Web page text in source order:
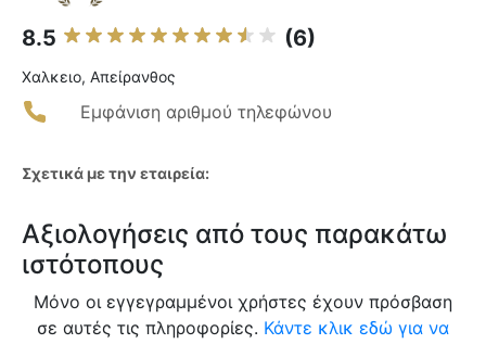
8.5 (6)
Χαλκειο, Απείρανθος
Εμφάνιση αριθμού τηλεφώνου
Σχετικά με την εταιρεία:
Αξιολογήσεις από τους παρακάτω
ιστότοπους
Μόνο οι εγγεγραμμένοι χρήστες έχουν πρόσβαση
σε αυτές τις πληροφορίες. Κάντε κλικ εδώ για να